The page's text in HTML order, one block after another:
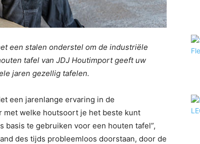
een stalen onderstel om de industriële
tafel van JDJ Houtimport geeft uw
jaren gezellig tafelen.
een jarenlange ervaring in de
met welke houtsoort je het beste kunt
te gebruiken voor een houten tafel”,
des tijds probleemloos doorstaan, door de